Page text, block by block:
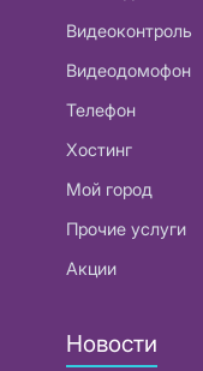
Видеоконтроль
Видеодомофон
Телефон
Хостинг
Мой город
Прочие услуги
Акции
Новости